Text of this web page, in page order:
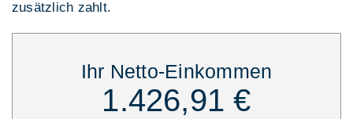
zusätzlich zahlt.
Ihr Netto-Einkommen
1.426,91 €